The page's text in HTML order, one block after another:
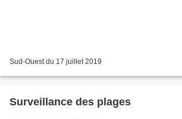
Sud-Ouest du 17 juillet 2019
Surveillance des plages